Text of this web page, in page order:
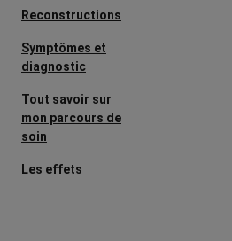
Reconstructions
Symptômes et
diagnostic
Tout savoir sur
mon parcours de
soin
Les effets